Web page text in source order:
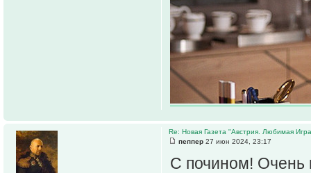
Re: Новая Газета "Австрия. Любимая
пеппер 27 июн 2024, 23:17
С почином! Очень